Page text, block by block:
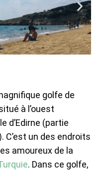
golfe de
à l’ouest
d’Edirne (partie
C’est un des endroits
amoureux de la
. Dans ce golfe,